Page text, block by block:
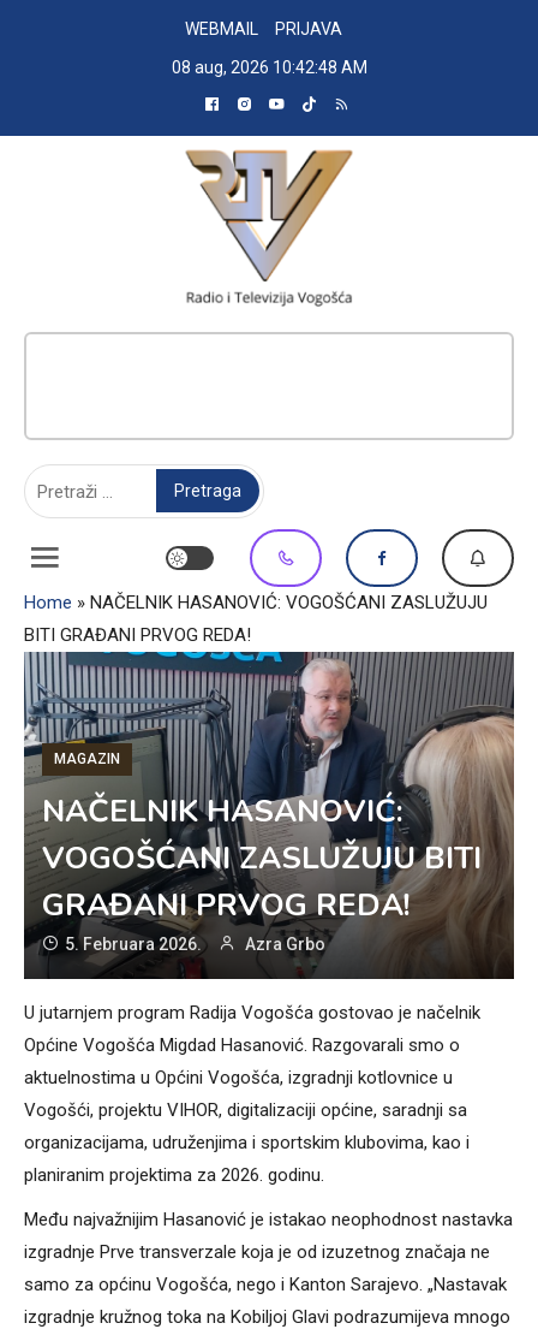
WEBMAIL
PRIJAVA
08 aug, 2026 10:42:48 AM
Home » NAČELNIK HASANOVIĆ: VOGOŠĆANI ZASLUŽUJU
BITI GRAĐANI PRVOG REDA!
MAGAZIN
NAČELNIK HASANOVIĆ:
VOGOŠĆANI ZASLUŽUJU BITI
GRAĐANI PRVOG REDA!
5. Februara 2026. Azra Grbo
U jutarnjem program Radija Vogošća gostovao je načelnik
Općine Vogošća Migdad Hasanović. Razgovarali smo o
aktuelnostima u Općini Vogošća, izgradnji kotlovnice u
Vogošći, projektu VIHOR, digitalizaciji općine, saradnji sa
organizacijama, udruženjima i sportskim klubovima, kao i
planiranim projektima za 2026. godinu.
Među najvažnijim Hasanović je istakao neophodnost nastavka
izgradnje Prve transverzale koja je od izuzetnog značaja ne
samo za općinu Vogošća, nego i Kanton Sarajevo. „Nastavak
izgradnje kružnog toka na Kobiljoj Glavi podrazumijeva mnogo